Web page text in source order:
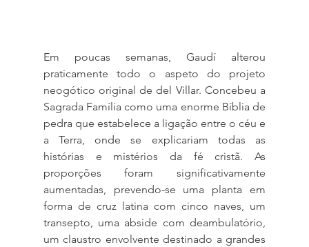
Em poucas semanas, Gaudí alterou
praticamente todo o aspeto do projeto
neogótico original de del Villar. Concebeu a
Sagrada Família como uma enorme Bíblia de
pedra que estabelece a ligação entre o céu e
a Terra, onde se explicariam todas as
histórias e mistérios da fé cristã. As
proporções foram significativamente
aumentadas, prevendo-se uma planta em
forma de cruz latina com cinco naves, um
transepto, uma abside com deambulatório,
um claustro envolvente destinado a grandes